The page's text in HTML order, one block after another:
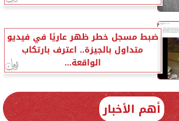
ضبط مسجل خطر ظهر عاريًا في فيديو
متداول بالجيزة.. اعترف بارتكاب
الواقعة...
أهم الأخبار